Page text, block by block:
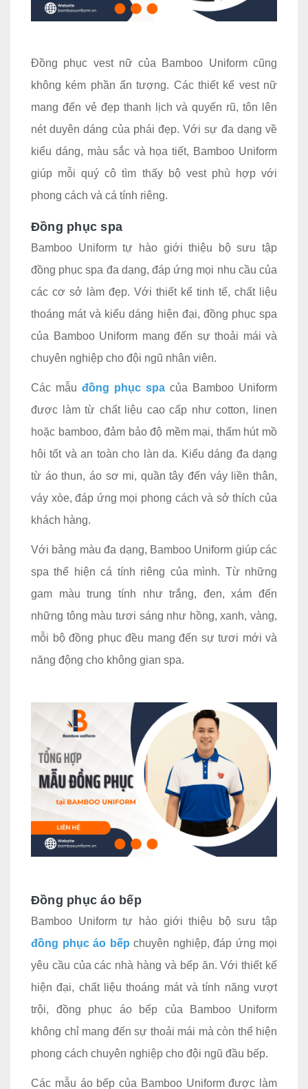
Đồng phục vest nữ của Bamboo Uniform cũng
không kém phần ấn tượng. Các thiết kế vest nữ
mang đến vẻ đẹp thanh lịch và quyến rũ, tôn lên
nét duyên dáng của phái đẹp. Với sự đa dạng về
kiểu dáng, màu sắc và họa tiết, Bamboo Uniform
giúp mỗi quý cô tìm thấy bộ vest phù hợp với
phong cách và cá tính riêng.
Đồng phục spa
Bamboo Uniform tự hào giới thiệu bộ sưu tập
đồng phục spa đa dạng, đáp ứng mọi nhu cầu của
các cơ sở làm đẹp. Với thiết kế tinh tế, chất liệu
thoáng mát và kiểu dáng hiện đại, đồng phục spa
của Bamboo Uniform mang đến sự thoải mái và
chuyên nghiệp cho đội ngũ nhân viên.
Các mẫu đồng phục spa của Bamboo Uniform
được làm từ chất liệu cao cấp như cotton, linen
hoặc bamboo, đảm bảo độ mềm mại, thấm hút mồ
hôi tốt và an toàn cho làn da. Kiểu dáng đa dạng
từ áo thun, áo sơ mi, quần tây đến váy liền thân,
váy xòe, đáp ứng mọi phong cách và sở thích của
khách hàng.
Với bảng màu đa dạng, Bamboo Uniform giúp các
spa thể hiện cá tính riêng của mình. Từ những
gam màu trung tính như trắng, đen, xám đến
những tông màu tươi sáng như hồng, xanh, vàng,
mỗi bộ đồng phục đều mang đến sự tươi mới và
năng động cho không gian spa.
Đồng phục áo bếp
Bamboo Uniform tự hào giới thiệu bộ sưu tập
đồng phục áo bếp chuyên nghiệp, đáp ứng mọi
yêu cầu của các nhà hàng và bếp ăn. Với thiết kế
hiện đại, chất liệu thoáng mát và tính năng vượt
trội, đồng phục áo bếp của Bamboo Uniform
không chỉ mang đến sự thoải mái mà còn thể hiện
phong cách chuyên nghiệp cho đội ngũ đầu bếp.
Các mẫu áo bếp của Bamboo Uniform được làm